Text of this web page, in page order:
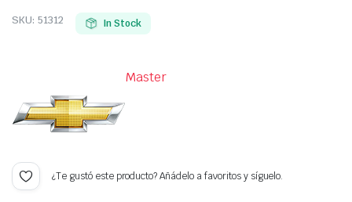
SKU: 51312 In Stock
Master
¿Te gustó este producto? Añádelo a favoritos y síguelo.